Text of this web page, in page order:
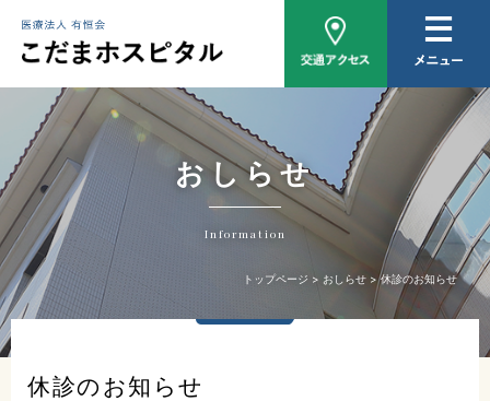
医師紹介
外来について
入院について
家族相談
おしらせ
Information
トップページ おしらせ 休診のお知らせ
休診のお知らせ